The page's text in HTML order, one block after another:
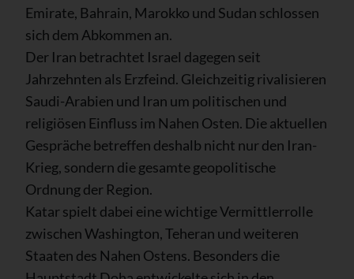
Emirate, Bahrain, Marokko und Sudan schlossen
sich dem Abkommen an.
Der Iran betrachtet Israel dagegen seit
Jahrzehnten als Erzfeind. Gleichzeitig rivalisieren
Saudi-Arabien und Iran um politischen und
religiösen Einfluss im Nahen Osten. Die aktuellen
Gespräche betreffen deshalb nicht nur den Iran-
Krieg, sondern die gesamte geopolitische
Ordnung der Region.
Katar spielt dabei eine wichtige Vermittlerrolle
zwischen Washington, Teheran und weiteren
Staaten des Nahen Ostens. Besonders die